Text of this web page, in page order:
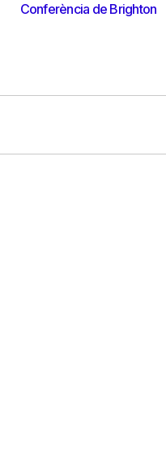
Conferència de Brighton